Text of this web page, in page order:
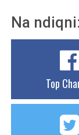
Na ndiqni:
Top